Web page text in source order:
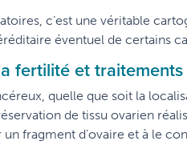
c’est une véritable
éventuel de certains
fertilité et
quelle que soit la
de tissu ovarien
fragment d’ovaire et à le